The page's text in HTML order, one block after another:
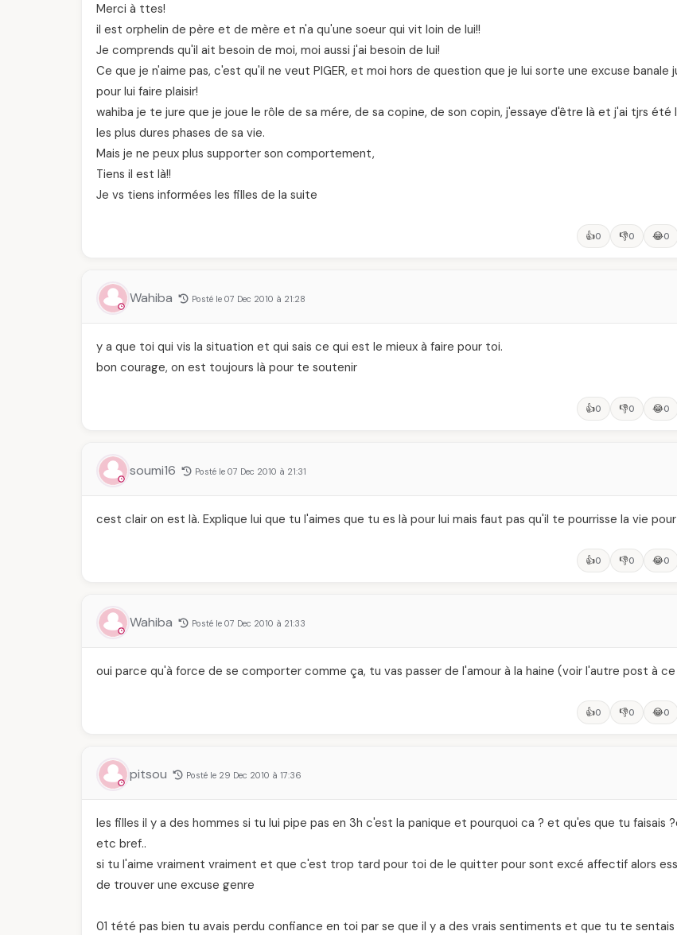
Merci à ttes!
il est orphelin de père et de mère et n'a qu'une soeur qui vit loin de lui!!
Je comprends qu'il ait besoin de moi, moi aussi j'ai besoin de lui!
Ce que je n'aime pas, c'est qu'il ne veut PIGER, et moi hors de question que je lui sorte une excuse banale
pour lui faire plaisir!
wahiba je te jure que je joue le rôle de sa mére, de sa copine, de son copin, j'essaye d'être là et j'ai tjrs été
les plus dures phases de sa vie.
Mais je ne peux plus supporter son comportement,
Tiens il est là!!
Je vs tiens informées les filles de la suite
👍0 👎0 😂0
Wahiba Posté le 07 Dec 2010 à 21:28
y a que toi qui vis la situation et qui sais ce qui est le mieux à faire pour toi.
bon courage, on est toujours là pour te soutenir
👍0 👎0 😂0
soumi16 Posté le 07 Dec 2010 à 21:31
cest clair on est là. Explique lui que tu l'aimes que tu es là pour lui mais faut pas qu'il te pourrisse la vie
👍0 👎0 😂0
Wahiba Posté le 07 Dec 2010 à 21:33
oui parce qu'à force de se comporter comme ça, tu vas passer de l'amour à la haine (voir l'autre post à
👍0 👎0 😂0
pitsou Posté le 29 Dec 2010 à 17:36
les filles il y a des hommes si tu lui pipe pas en 3h c'est la panique et pourquoi ca ? et qu'es que tu faisais
etc bref..
si tu l'aime vraiment vraiment et que c'est trop tard pour toi de le quitter pour sont excé affectif alors
de trouver une excuse genre
01 tété pas bien tu avais perdu confiance en toi par se que il y a des vrais sentiments et que tu te sentais